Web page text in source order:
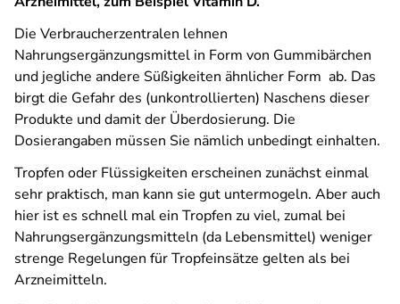
Die Verbraucherzentralen lehnen
Nahrungsergänzungsmittel in Form von Gummibärchen
und jegliche andere Süßigkeiten ähnlicher Form ab. Das
birgt die Gefahr des (unkontrollierten) Naschens dieser
Produkte und damit der Überdosierung. Die
Dosierangaben müssen Sie nämlich unbedingt einhalten.
Tropfen oder Flüssigkeiten erscheinen zunächst einmal
sehr praktisch, man kann sie gut untermogeln. Aber auch
hier ist es schnell mal ein Tropfen zu viel, zumal bei
Nahrungsergänzungsmitteln (da Lebensmittel) weniger
strenge Regelungen für Tropfeinsätze gelten als bei
Arzneimitteln.